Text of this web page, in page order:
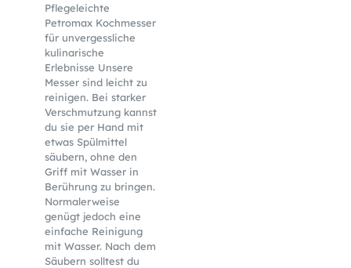
Pflegeleichte
Petromax Kochmesser
für unvergessliche
kulinarische
Erlebnisse Unsere
Messer sind leicht zu
reinigen. Bei starker
Verschmutzung kannst
du sie per Hand mit
etwas Spülmittel
säubern, ohne den
Griff mit Wasser in
Berührung zu bringen.
Normalerweise
genügt jedoch eine
einfache Reinigung
mit Wasser. Nach dem
Säubern solltest du